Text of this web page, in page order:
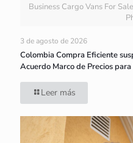
Business Cargo Vans For
3 de agosto de 2026
Colombia Compra Eficiente
Acuerdo Marco de Precios
Leer más